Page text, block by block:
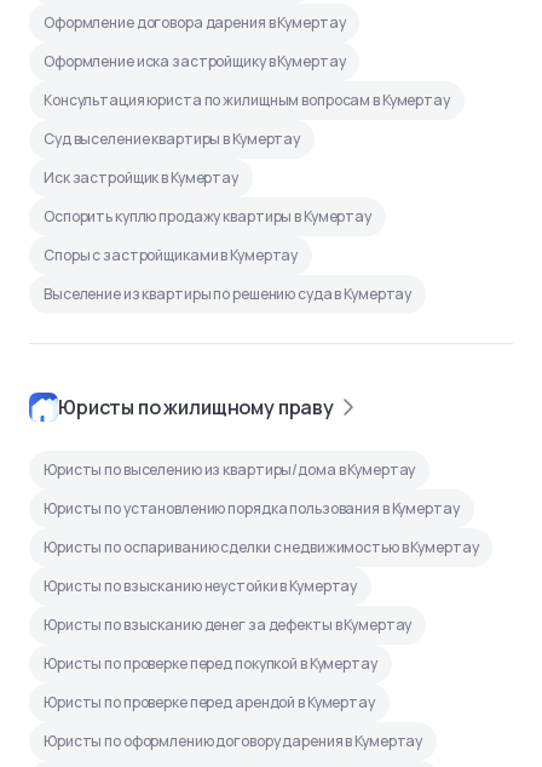
Оформление договора дарения в Кумертау
Оформление иска застройщику в Кумертау
Консультация юриста по жилищным вопросам в Кумертау
Суд выселение квартиры в Кумертау
Иск застройщик в Кумертау
Оспорить куплю продажу квартиры в Кумертау
Споры с застройщиками в Кумертау
Выселение из квартиры по решению суда в Кумертау
Юристы по жилищному праву
Юристы по выселению из квартиры/дома в Кумертау
Юристы по установлению порядка пользования в Кумертау
Юристы по оспариванию сделки с недвижимостью в Кумертау
Юристы по взысканию неустойки в Кумертау
Юристы по взысканию денег за дефекты в Кумертау
Юристы по проверке перед покупкой в Кумертау
Юристы по проверке перед арендой в Кумертау
Юристы по оформлению договору дарения в Кумертау